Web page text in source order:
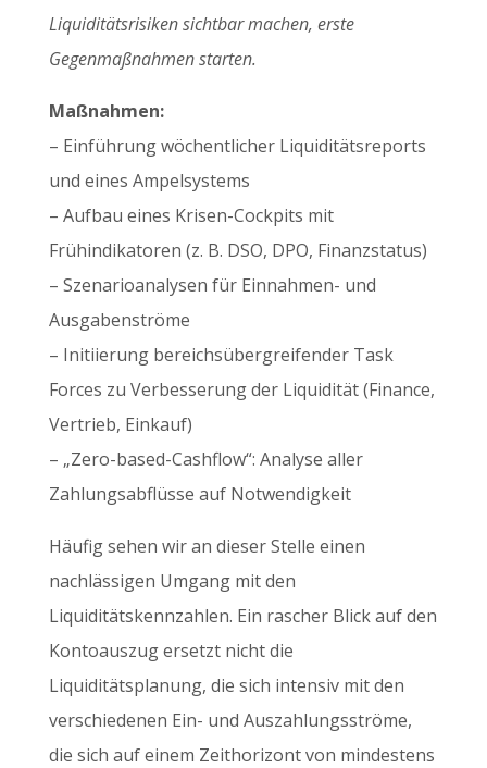
Liquiditätsrisiken sichtbar machen, erste
Gegenmaßnahmen starten.
Maßnahmen:
– Einführung wöchentlicher Liquiditätsreports
und eines Ampelsystems
– Aufbau eines Krisen-Cockpits mit
Frühindikatoren (z. B. DSO, DPO, Finanzstatus)
– Szenarioanalysen für Einnahmen- und
Ausgabenströme
– Initiierung bereichsübergreifender Task
Forces zu Verbesserung der Liquidität (Finance,
Vertrieb, Einkauf)
– „Zero-based-Cashflow“: Analyse aller
Zahlungsabflüsse auf Notwendigkeit
Häufig sehen wir an dieser Stelle einen
nachlässigen Umgang mit den
Liquiditätskennzahlen. Ein rascher Blick auf den
Kontoauszug ersetzt nicht die
Liquiditätsplanung, die sich intensiv mit den
verschiedenen Ein- und Auszahlungsströme,
die sich auf einem Zeithorizont von mindestens